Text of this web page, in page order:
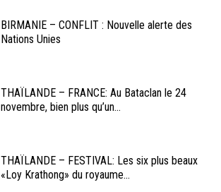
BIRMANIE – CONFLIT : Nouvelle alerte des
Nations Unies
THAÏLANDE – FRANCE: Au Bataclan le 24
novembre, bien plus qu’un...
THAÏLANDE – FESTIVAL: Les six plus beaux
«Loy Krathong» du royaume...